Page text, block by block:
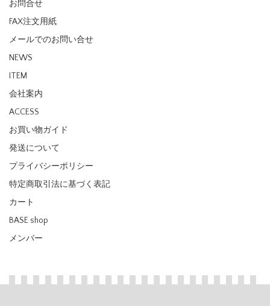
お問合せ
FAX注文用紙
メールでのお問い合せ
NEWS
ITEM
会社案内
ACCESS
お買い物ガイド
発送について
プライバシーポリシー
特定商取引法に基づく表記
カート
BASE shop
メンバー